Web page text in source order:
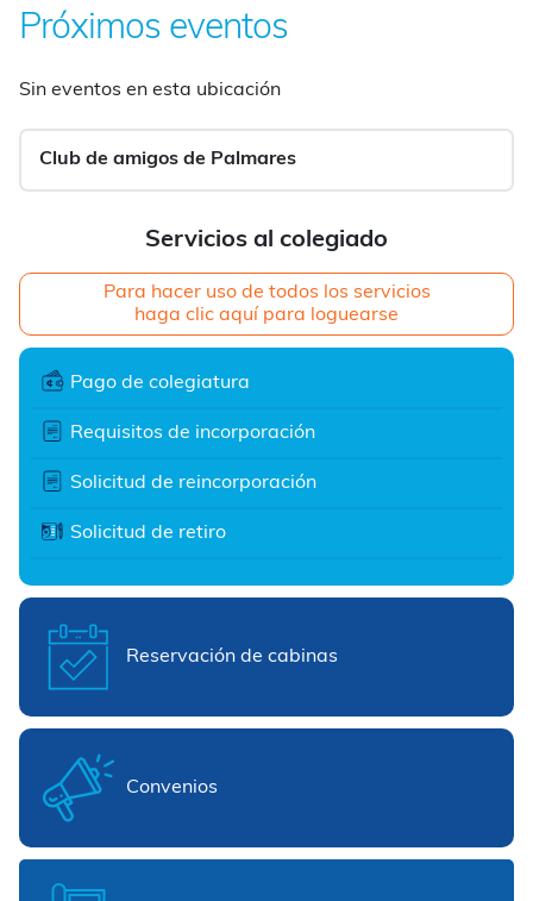
Servicios al colegiado
Para hacer uso de todos los servicios
haga clic aquí para loguearse
Pago de colegiatura
Requisitos de incorporación
Solicitud de reincorporación
Solicitud de retiro
Reservación de cabinas
Convenios
Próximos eventos
Sin eventos en esta ubicación
Club de amigos de Palmares